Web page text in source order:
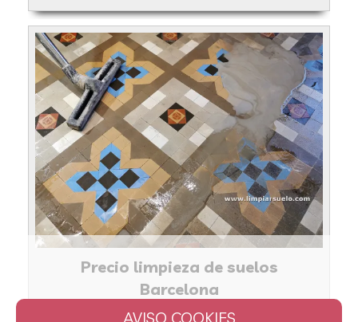
Precio limpieza de suelos
Barcelona